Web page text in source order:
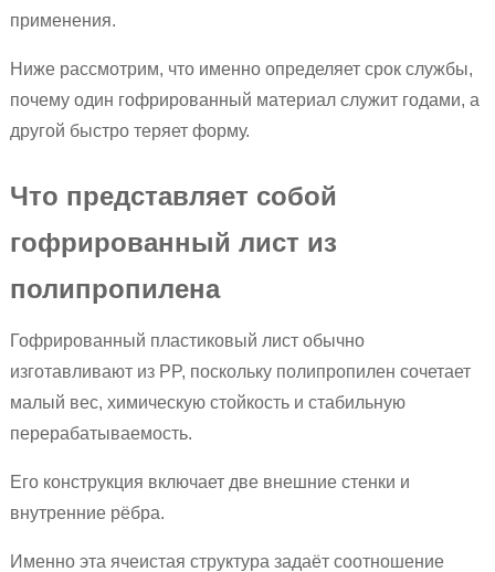
применения.
Ниже рассмотрим, что именно определяет срок службы,
почему один гофрированный материал служит годами, а
другой быстро теряет форму.
Что представляет собой
гофрированный лист из
полипропилена
Гофрированный пластиковый лист обычно
изготавливают из PP, поскольку полипропилен сочетает
малый вес, химическую стойкость и стабильную
перерабатываемость.
Его конструкция включает две внешние стенки и
внутренние рёбра.
Именно эта ячеистая структура задаёт соотношение